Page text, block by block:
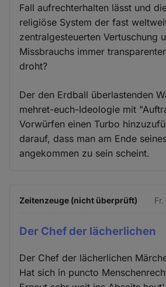
Fall aufrechterhalten lässt und
religiöse System der fast
zentralgesteuerten Vertuschung
Missbrauchs immer
droht?
Der den Erdball überlastenden
mehret-euch-Ideologie mit
Vorwürfen einen Turbo
darauf, dass man am Ende
angekommen zu sein scheint.
Zeitenzeuge (nicht überprüft)
Der Chef der lächerlichen
Der Chef der lächerlichen
Hat sich in puncto